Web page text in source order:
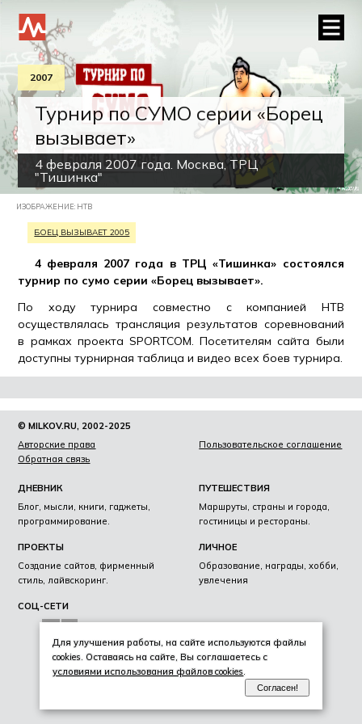
2007
Турнир по СУМО серии «Борец
вызывает»
4 февраля 2007 года. Москва, ТРЦ
"Тишинка"
ИЗОБРАЖЕНИЕ: НТВ
БОЕЦ ВЫЗЫВАЕТ 2005
4 февраля 2007 года в ТРЦ «Тишинка» состоялся
турнир по сумо серии «Борец вызывает».
По ходу турнира совместно с компанией НТВ
осуществлялась трансляция результатов соревнований
в рамках проекта SPORTCOM. Посетителям сайта были
доступны турнирная таблица и видео всех боев турнира.
© MILKOV.RU, 2002-2025
Авторские права
Пользовательское соглашение
Обратная связь
ДНЕВНИК
Блог, мысли, книги, гаджеты,
программирование.
ПУТЕШЕСТВИЯ
Маршруты, страны и города,
гостиницы и рестораны.
ПРОЕКТЫ
Создание сайтов, фирменный
стиль, лайвскоринг.
ЛИЧНОЕ
Образование, награды, хобби,
увлечения
СОЦ-СЕТИ
Для улучшения работы, на сайте используются файлы
cookies. Оставаясь на сайте, Вы соглашаетесь с
условиями использования файлов cookies
Согласен!